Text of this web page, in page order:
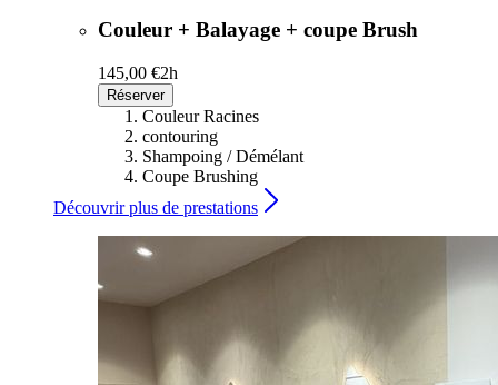
Couleur + Balayage + coupe Brush
145,00 €2h
Réserver
Couleur Racines
contouring
Shampoing / Démélant
Coupe Brushing
Découvrir plus de prestations